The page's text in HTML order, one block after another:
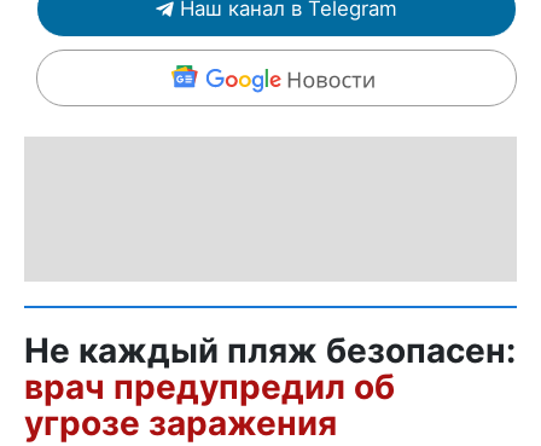
Наш канал в Telegram
Не каждый пляж безопасен:
врач предупредил об
угрозе заражения